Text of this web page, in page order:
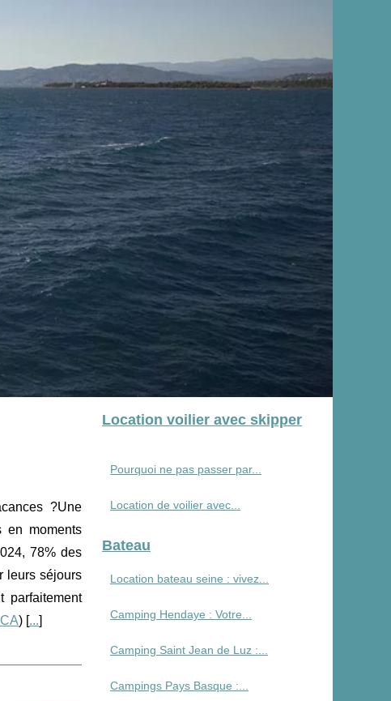
?Une
en moments
78% des
leurs séjours
parfaitement
) [...]
Location voilier avec skipper
Pourquoi ne pas passer par...
Location de voilier avec...
Bateau
Location bateau seine : vivez...
Camping Hendaye : Votre...
Camping Saint Jean de Luz :...
Campings Pays Basque :...